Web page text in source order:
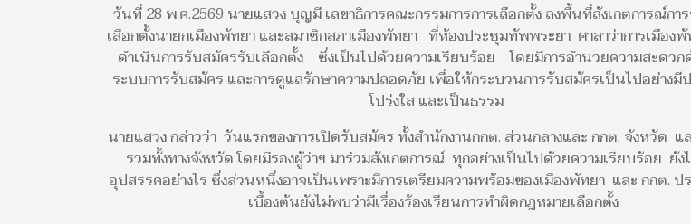
วันที่ 28 พ.ค.2569 นายแสวง บุญมี เลขาธิการคณะกรรมการการเลือกตั้ง ลงพื้นที่สังเกตการณ์กา
เลือกตั้งนายกเมืองพัทยา และสมาชิกสภาเมืองพัทยา ที่ห้องประชุมทัพพระยา ศาลาว่าการเมือง
ดำเนินการรับสมัครรับเลือกตั้ง ซึ่งเป็นไปด้วยความเรียบร้อย โดยมีการอำนวยความสะดว
ระบบการรับสมัคร และการดูแลรักษาความปลอดภัย เพื่อให้กระบวนการรับสมัครเป็นไปอย่างมี
โปร่งใส และเป็นธรรม
นายแสวง กล่าวว่า วันแรกของการเปิดรับสมัคร ทั้งสำนักงานกกต. ส่วนกลางและ กกต. จังหวัด แ
รวมทั้งทางจังหวัด โดยมีรองผู้ว่าฯ มาร่วมสังเกตการณ์ ทุกอย่างเป็นไปด้วยความเรียบร้อย ยั
อุปสรรคอย่างไร ซึ่งส่วนหนึ่งอาจเป็นเพราะมีการเตรียมความพร้อมของเมืองพัทยา และ กกต. ป
เบื้องต้นยังไม่พบว่ามีเรื่องร้องเรียนการทำผิดกฎหมายเลือกตั้ง